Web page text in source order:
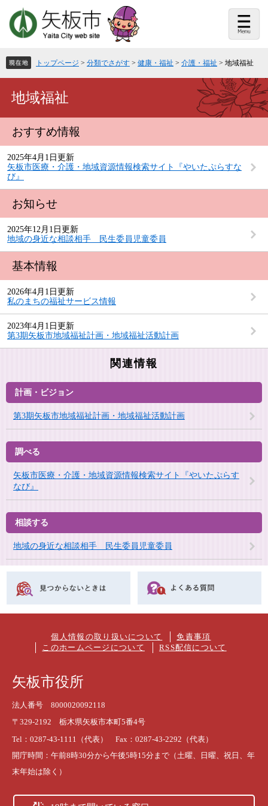
頭
で
す。
飛
ば
し
トップページ > 分類でさがす > 健康・福祉 > 介護・福祉 > 地域福祉
地域福祉
おすすめ情報
2025年4月1日更新
矢板市医療・介護・地域資源情報検索サイト『やいたぷらすな
び』
お知らせ
2025年12月1日更新
地域の身近な相談相手 民生委員児童委員
基本情報
2026年4月1日更新
私のまちの福祉サービス情報
2023年4月1日更新
第3期矢板市地域福祉計画・地域福祉活動計画
関連情報
計画・ビジョン
第3期矢板市地域福祉計画・地域福祉活動計画
調べる
矢板市医療・介護・地域資源情報検索サイト『やいたぷらす
なび』
相談する
地域の身近な相談相手 民生委員児童委員
個人情報の取り扱いについて
免責事項
このホームページについて
RSS配信について
矢板市役所
法人番号 8000020092118
〒329-2192 栃木県矢板市本町5番4号
Tel：0287-43-1111（代表） Fax：0287-43-2292（代表）
開庁時間：午前8時30分から午後5時15分まで（土曜、日曜、祝日、年
末年始は除く）